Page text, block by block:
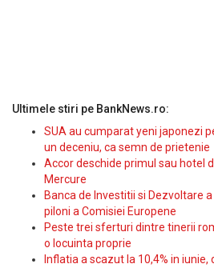
Ultimele stiri pe BankNews.ro:
SUA au cumparat yeni japonezi
un deceniu, ca semn de prietenie
Accor deschide primul sau hotel
Mercure
Banca de Investitii si Dezvoltare
piloni a Comisiei Europene
Peste trei sferturi dintre tinerii
o locuinta proprie
Inflatia a scazut la 10,4% in